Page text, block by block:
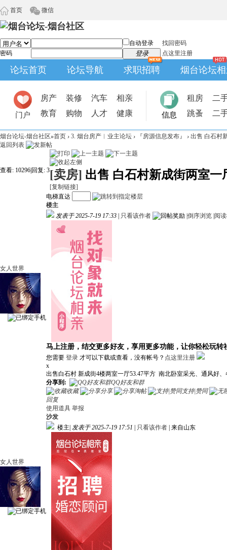
首页 微信
自动登录
找回密码
密码
登录 点这里注册
论坛首页 论坛导航 求职招聘 烟台论坛
门户
房产 装修 汽车
相亲
教育
购物 人才 健康 信息
租房
二
跳蚤
二
烟台论坛-烟台社区»首页 › 3. 烟台房产︱业主论坛 › 『房源信息发布』 › 出售 白石村
返回列表
查看: 10296 回复: 3[卖房] 出售 白石村新成街两室一
[复制链接]
女人世界
电梯直达
楼主
发表于 2025-7-19 17:33
只看该作者 倒序浏览 阅
马上注册，结交更多好友，享用更多功能，让你轻松玩转
您需要 登录 才可以下载或查看，没有帐号？ 点这里注册
x
出售白石村 新成街4楼两室一厅53.47平方 南北卧室采光、通风好
分享到:
QQ好友和群
收藏
分享 淘帖
支持|赞同
回复
使用道具 举报
女人世界
沙发
楼主 发表于 2025-7-19 17:51 只看该作者 来自山东